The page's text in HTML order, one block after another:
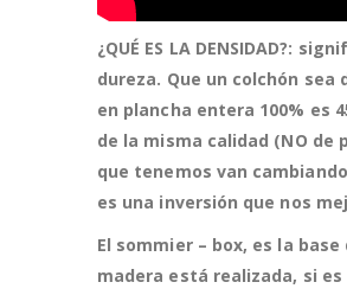
¿QUÉ ES LA DENSIDAD?:
dureza. Que un colchón
en plancha entera 100% es
de la misma calidad (NO de
que tenemos van
es una inversión que nos
El sommier – box, es la
madera está realizada, si